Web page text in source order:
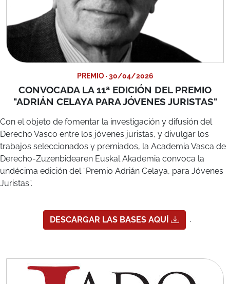
PREMIO · 30/04/2026
CONVOCADA LA 11ª EDICIÓN DEL PREMIO
"ADRIÁN CELAYA PARA JÓVENES JURISTAS"
Con el objeto de fomentar la investigación y difusión del
Derecho Vasco entre los jóvenes juristas, y divulgar los
Derecho-Zuzenbidearen Euskal Akademia convoca la
undécima edición del “Premio Adrián Celaya, para Jóvenes
Juristas”.